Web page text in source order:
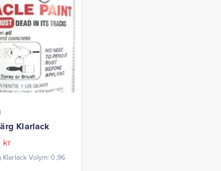
Klarlack
kr
Klarlack Volym: 0,96